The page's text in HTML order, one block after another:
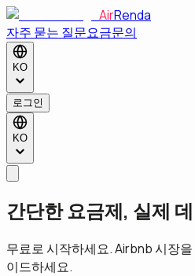
AirRenda
자주 묻는 질문요금문의
KO
로그인
KO
간단한 요금제, 실제
무료로 시작하세요. Airbnb 시장
이드하세요.